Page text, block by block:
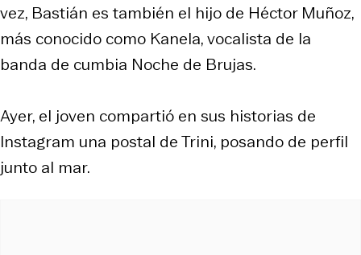
vez, Bastián es también el hijo de Héctor Muñoz,
más conocido como Kanela, vocalista de la
banda de cumbia Noche de Brujas.
Ayer, el joven compartió en sus historias de
Instagram una postal de Trini, posando de perfil
junto al mar.